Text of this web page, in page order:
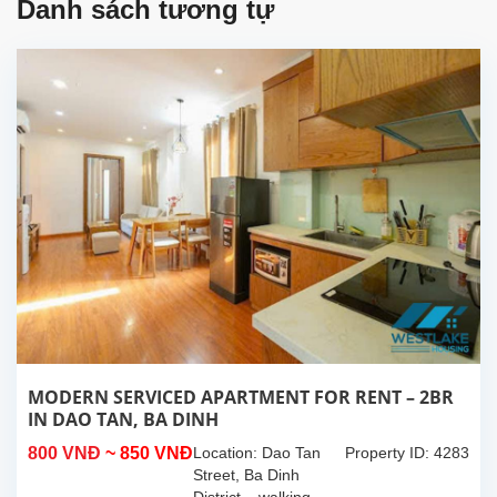
Danh sách tương tự
MODERN SERVICED APARTMENT FOR RENT – 2BR
IN DAO TAN, BA DINH
800 VNĐ ~ 850 VNĐ Property ID: 4283
Location: Dao Tan
Street, Ba Dinh